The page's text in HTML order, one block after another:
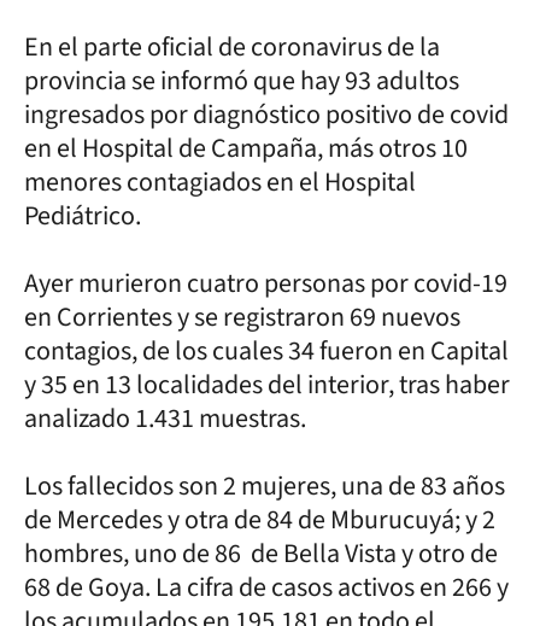
En el parte oficial de coronavirus de la
provincia se informó que hay 93 adultos
ingresados por diagnóstico positivo de covid
en el Hospital de Campaña, más otros 10
menores contagiados en el Hospital
Pediátrico.
Ayer murieron cuatro personas por covid-19
en Corrientes y se registraron 69 nuevos
contagios, de los cuales 34 fueron en Capital
y 35 en 13 localidades del interior, tras haber
analizado 1.431 muestras.
Los fallecidos son 2 mujeres, una de 83 años
de Mercedes y otra de 84 de Mburucuyá; y 2
hombres, uno de 86 de Bella Vista y otro de
68 de Goya. La cifra de casos activos en 266 y